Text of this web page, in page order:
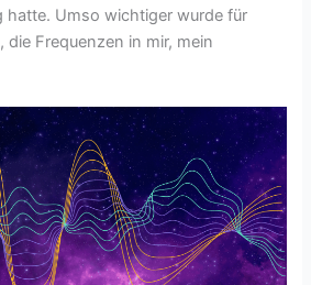
hatte. Umso wichtiger wurde für
die Frequenzen in mir, mein